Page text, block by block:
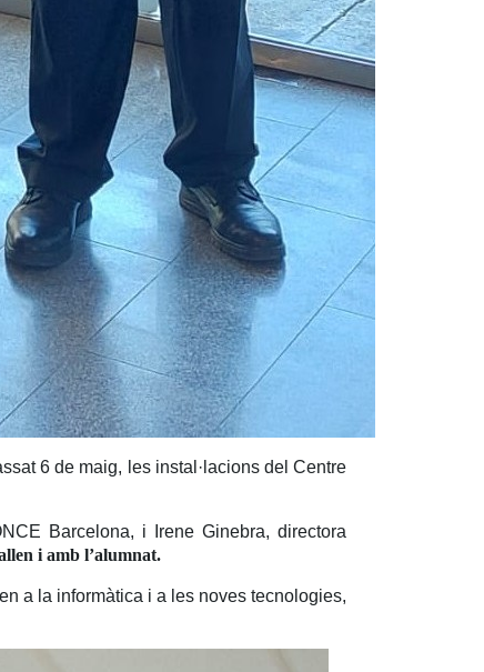
6 de maig, les instal·lacions del Centre
Barcelona, i Irene Ginebra, directora
i amb l’alumnat.
a la informàtica i a les noves tecnologies,